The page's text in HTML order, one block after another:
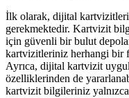
İlk olarak, dijital
gerekmektedir. Kartvizit
için güvenli bir bulut
kartvizitleriniz herhangi bir
Ayrıca, dijital kartvizit
özelliklerinden de
kartvizit bilgileriniz